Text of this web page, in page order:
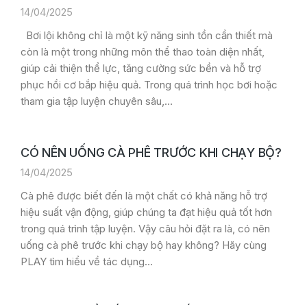
14/04/2025
Bơi lội không chỉ là một kỹ năng sinh tồn cần thiết mà
còn là một trong những môn thể thao toàn diện nhất,
giúp cải thiện thể lực, tăng cường sức bền và hỗ trợ
phục hồi cơ bắp hiệu quả. Trong quá trình học bơi hoặc
tham gia tập luyện chuyên sâu,…
CÓ NÊN UỐNG CÀ PHÊ TRƯỚC KHI CHẠY BỘ?
14/04/2025
Cà phê được biết đến là một chất có khả năng hỗ trợ
hiệu suất vận động, giúp chúng ta đạt hiệu quả tốt hơn
trong quá trình tập luyện. Vậy câu hỏi đặt ra là, có nên
uống cà phê trước khi chạy bộ hay không? Hãy cùng
PLAY tìm hiểu về tác dụng…